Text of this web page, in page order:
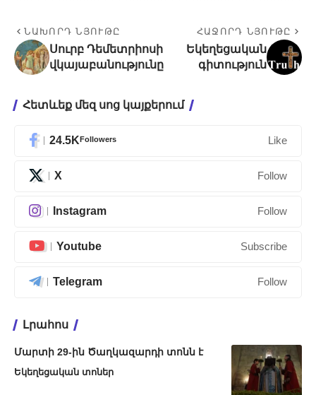
ՆԱԽՈՐԴ ՆՅՈՒԹԸ
Սուրբ Դեմետրիոսի
վկայաբանությունը
ՀԱՋՈՐԴ ՆՅՈՒԹԸ
Եկեղեցական
գիտություն
Հետևեք մեզ սոց կայքերում
24.5KFollowers Like
X Follow
Instagram Follow
Youtube Subscribe
Telegram Follow
Լրահոս
Մարտի 29-ին Ծաղկազարդի տոնն է
Եկեղեցական տոներ